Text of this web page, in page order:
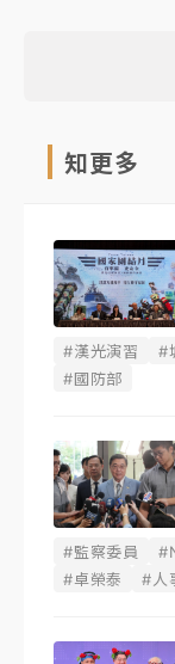
知更多
#漢光演習 #
#國防部
#監察委員
#卓榮泰
#人